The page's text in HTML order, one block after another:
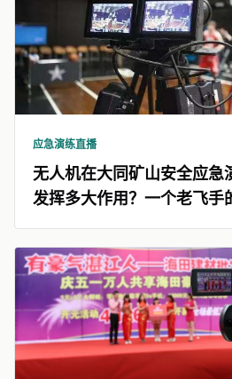
应急演练直播
无人机在大同矿山安全应急
发挥多大作用？一个老飞手